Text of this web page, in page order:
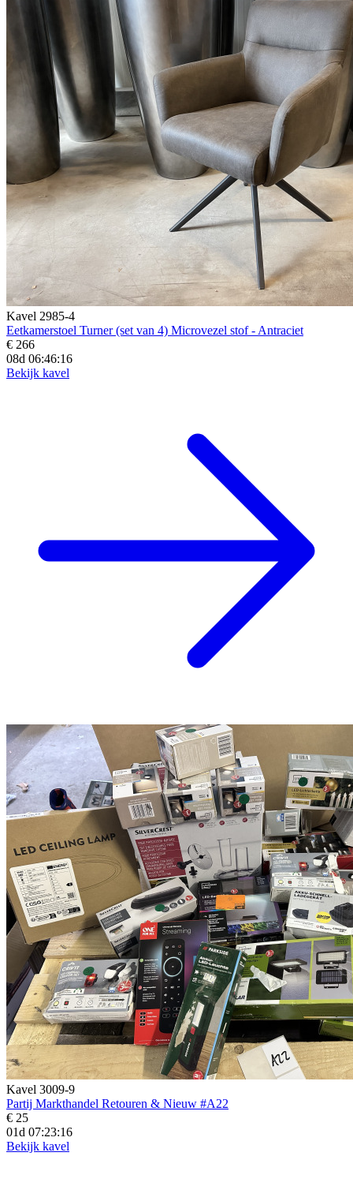
Kavel 2985-4
Eetkamerstoel Turner (set van 4) Microvezel stof - Antraciet
€ 266
08d 06:46:15
Bekijk kavel
Kavel 3009-9
Partij Markthandel Retouren & Nieuw #A22
€ 25
01d 07:23:15
Bekijk kavel